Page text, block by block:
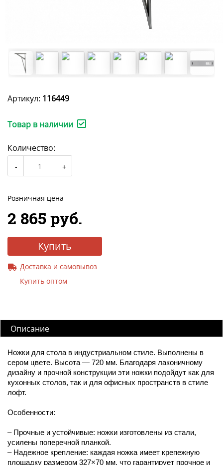
Артикул: 116449
Товар в наличии
Количество:
Розничная цена
2 865 руб.
Купить
Доставка и самовывоз
Купить оптом
Описание
Ножки для стола в индустриальном стиле. Выполнены в
сером цвете. Высота — 720 мм. Благодаря лаконичному
дизайну и прочной конструкции эти ножки подойдут как для
кухонных столов, так и для офисных пространств в стиле
лофт.
Особенности:
– Прочные и устойчивые: ножки изготовлены из стали,
усилены поперечной планкой.
– Надежное крепление: каждая ножка имеет крепежную
площадку размером 327×70 мм, что гарантирует прочное и